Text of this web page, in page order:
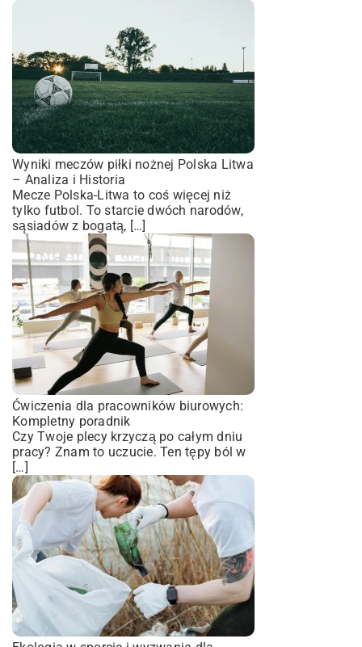
Wyniki meczów piłki nożnej Polska Litwa
– Analiza i Historia
Mecze Polska-Litwa to coś więcej niż
tylko futbol. To starcie dwóch narodów,
sąsiadów z bogatą, […]
Ćwiczenia dla pracowników biurowych:
Kompletny poradnik
Czy Twoje plecy krzyczą po całym dniu
pracy? Znam to uczucie. Ten tępy ból w
[…]